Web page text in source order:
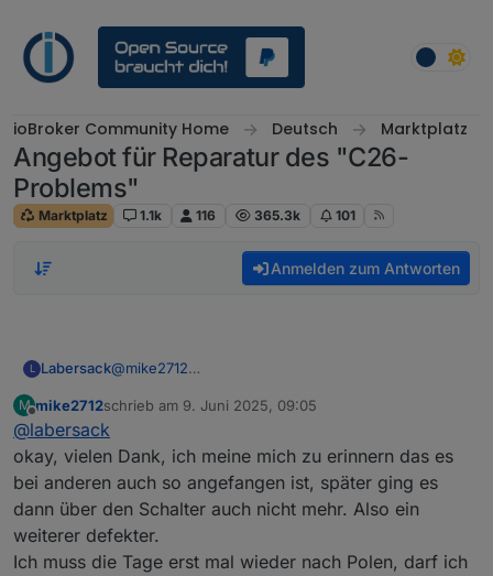
ioBroker Community Home Deutsch Marktplatz
Angebot für Reparatur des "C26-
Problems"
Marktplatz 1.1k 116 365.3k 101
Anmelden zum Antworten
L Labersack@mike2712
zusätzliche Strom fürs Funkmodul gerade so der
Spannung zum Einbrechen bringt?
M
Offline
mike2712schrieb am 9. Juni 2025, 09:05
zuletzt editiert von
@labersack
okay, vielen Dank, ich meine mich zu erinnern das es
bei anderen auch so angefangen ist, später ging es
dann über den Schalter auch nicht mehr. Also ein
weiterer defekter.
Ich muss die Tage erst mal wieder nach Polen, darf ich